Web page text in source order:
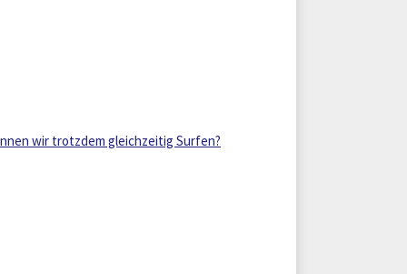
wir trotzdem gleichzeitig Surfen?